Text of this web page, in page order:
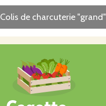
Colis de charcuterie "grand"